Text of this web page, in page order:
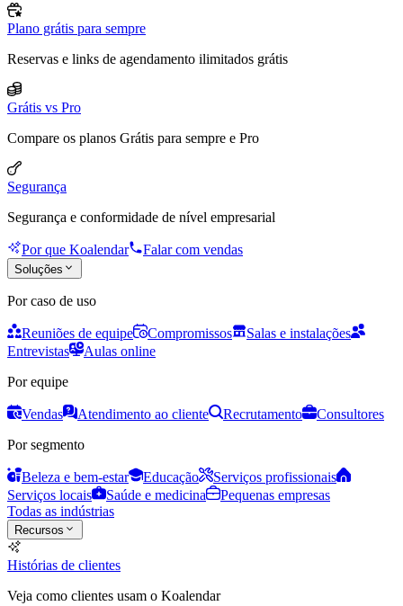
Plano grátis para sempre
Reservas e links de agendamento ilimitados grátis
Grátis vs Pro
Compare os planos Grátis para sempre e Pro
Segurança
Segurança e conformidade de nível empresarial
Por que Koalendar Falar com vendas
Soluções
Por caso de uso
Reuniões de equipe Compromissos
Salas e instalações
Entrevistas
Aulas online
Por equipe
Vendas Atendimento ao cliente Recrutamento
Consultores
Por segmento
Beleza e bem-estar Educação
Serviços profissionais
Serviços locais
Saúde e medicina
Pequenas empresas
Todas as indústrias
Recursos
Histórias de clientes
Veja como clientes usam o Koalendar